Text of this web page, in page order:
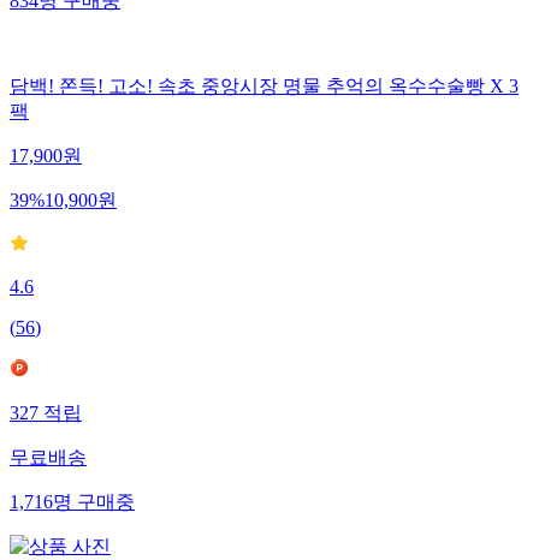
834명구매중
담백! 쫀득! 고소! 속초 중앙시장 명물 추억의 옥수수술빵 X 3
팩
17,900원
39%10,900원
4.6
(56)
327적립
무료배송
1,716명구매중